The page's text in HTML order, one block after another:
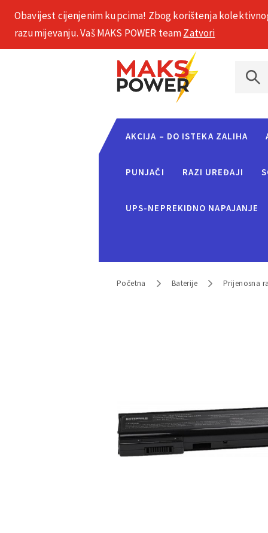
+385 1 2002 575
AKCIJA – DO ISTEKA ZALIHA
PUNJAČI RAZI UREĐAJI
UPS-NEPREKIDNO NAPAJANJE
Početna Baterije Prijenosna
Obavijest cijenjenim kupcima! Zbog korištenja kolektivnog
razumijevanju. Vaš MAKS POWER teamZatvori